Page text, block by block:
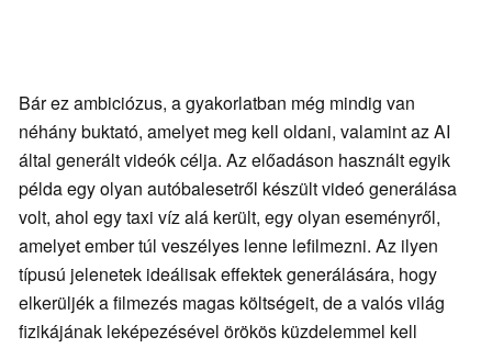
Bár ez ambiciózus, a gyakorlatban még mindig van
néhány buktató, amelyet meg kell oldani, valamint az AI
által generált videók célja. Az előadáson használt egyik
példa egy olyan autóbalesetről készült videó generálása
volt, ahol egy taxi víz alá került, egy olyan eseményről,
amelyet ember túl veszélyes lenne lefilmezni. Az ilyen
típusú jelenetek ideálisak effektek generálására, hogy
elkerüljék a filmezés magas költségeit, de a valós világ
fizikájának leképezésével örökös küzdelemmel kell